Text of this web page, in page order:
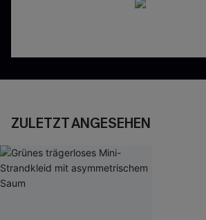
ZULETZT ANGESEHEN